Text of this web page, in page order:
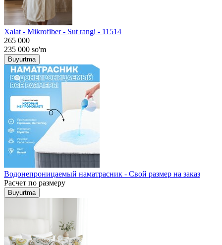
Хalat - Mikrofiber - Sut rangi - 11514
265 000
235 000 so'm
Buyurtma
Водонепроницаемый наматрасник - Свой размер на заказ
Расчет по размеру
Buyurtma